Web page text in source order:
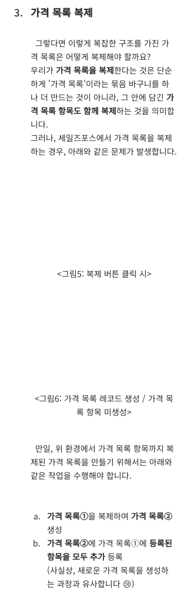
가격 목록 복제
격 목록은 어떻게 복제해야 할까요?
우리가 가격 목록을 복제한다는 것은 단순
하게 '가격 목록'이라는 묶음 바구니를 하
나 더 만드는 것이 아니라, 그 안에 담긴 가
격 목록 항목도 함께 복제하는 것을 의미합
니다.
그러나, 세일즈포스에서 가격 목록을 복제
하는 경우, 아래와 같은 문제가 발생합니다.
<그림5: 복제 버튼 클릭 시>
<그림6: 가격 목록 레코드 생성 / 가격 목
록 항목 미생성>
제된 가격 목록을 만들기 위해서는 아래와
같은 작업을 수행해야 합니다.
가격 목록①을 복제하여 가격 목록②
생성
가격 목록②에 가격 목록①에 등록된
항목을 모두 추가 등록
(사실상, 새로운 가격 목록을 생성하
는 과정과 유사합니다 😢)